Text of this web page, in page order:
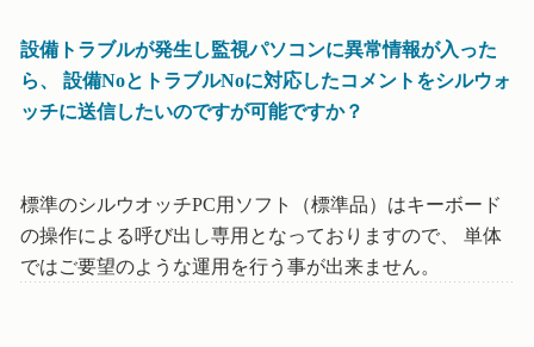
設備トラブルが発生し監視パソコンに異常情報が入った
ら、 設備NoとトラブルNoに対応したコメントをシルウォ
ッチに送信したいのですが可能ですか？
標準のシルウオッチPC用ソフト（標準品）はキーボード
の操作による呼び出し専用となっておりますので、 単体
ではご要望のような運用を行う事が出来ません。